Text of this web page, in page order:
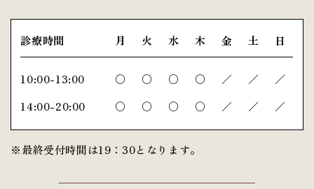
診療時間 月 火 水 木 金 土 日
10:00-13:00 〇 〇 〇 〇 ／ ／
／
14:00-20:00
〇 〇 〇 〇 ／ ／ ／
※最終受付時間は19：30となります。